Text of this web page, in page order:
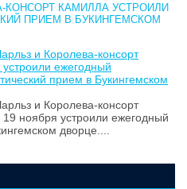
КОНСОРТ КАМИЛЛА УСТРОИЛИ
ПРИЕМ В БУКИНГЕМСКОМ
и Королева-консорт
ежегодный
прием в Букингемском
и Королева-консорт
ноября устроили ежегодный
дворце....